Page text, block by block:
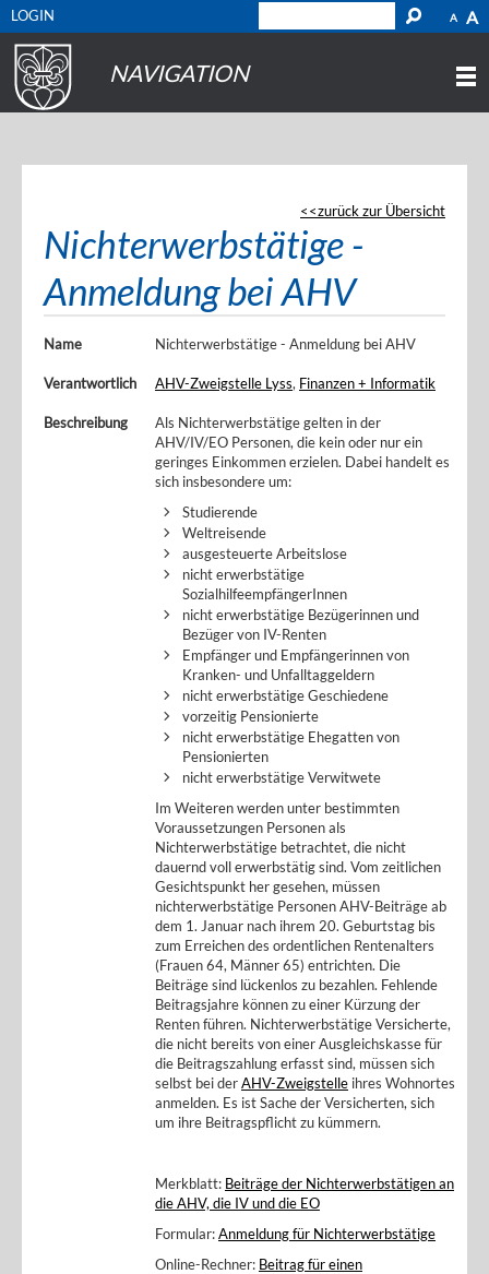
A A
LOGIN
NAVIGATION
zurück zur Übersicht
Nichterwerbstätige -
Anmeldung bei AHV
Name Nichterwerbstätige - Anmeldung bei AHV
Verantwortlich AHV-Zweigstelle Lyss, Finanzen + Informatik
Beschreibung
Als Nichterwerbstätige gelten in der
AHV/IV/EO Personen, die kein oder nur ein
geringes Einkommen erzielen. Dabei handelt es
sich insbesondere um:
Studierende
Weltreisende
ausgesteuerte Arbeitslose
nicht erwerbstätige
SozialhilfeempfängerInnen
nicht erwerbstätige Bezügerinnen und
Bezüger von IV-Renten
Empfänger und Empfängerinnen von
Kranken- und Unfalltaggeldern
nicht erwerbstätige Geschiedene
vorzeitig Pensionierte
nicht erwerbstätige Ehegatten von
Pensionierten
nicht erwerbstätige Verwitwete
Im Weiteren werden unter bestimmten
Voraussetzungen Personen als
Nichterwerbstätige betrachtet, die nicht
dauernd voll erwerbstätig sind. Vom zeitlichen
Gesichtspunkt her gesehen, müssen
nichterwerbstätige Personen AHV-Beiträge ab
dem 1. Januar nach ihrem 20. Geburtstag bis
zum Erreichen des ordentlichen Rentenalters
(Frauen 64, Männer 65) entrichten. Die
Beiträge sind lückenlos zu bezahlen. Fehlende
Beitragsjahre können zu einer Kürzung der
Renten führen. Nichterwerbstätige Versicherte,
die nicht bereits von einer Ausgleichskasse für
die Beitragszahlung erfasst sind, müssen sich
selbst bei derAHV-Zweigstelle ihres Wohnortes
anmelden. Es ist Sache der Versicherten, sich
um ihre Beitragspflicht zu kümmern.
Merkblatt: Beiträge der Nichterwerbstätigen an
die AHV, die IV und die EO
Formular:Anmeldung für Nichterwerbstätige
Online-Rechner: Beitrag für einen